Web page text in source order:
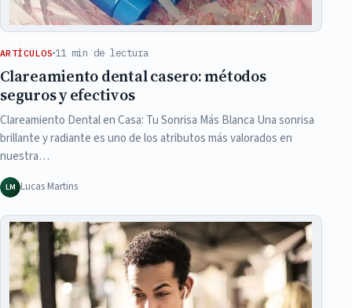
ARTÍCULOS 11 min de lectura
Clareamiento dental casero: métodos
seguros y efectivos
Clareamiento Dental en Casa: Tu Sonrisa Más Blanca Una sonrisa
brillante y radiante es uno de los atributos más valorados en
nuestra…
LM Lucas Martins